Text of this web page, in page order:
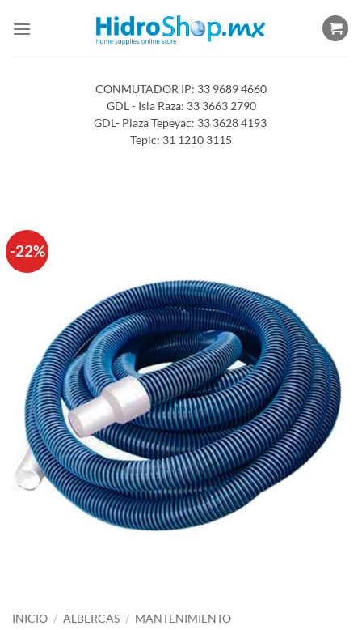
CONMUTADOR IP: 33 9689 4660
GDL - Isla Raza: 33 3663 2790
GDL- Plaza Tepeyac: 33 3628 4193
Tepic: 31 1210 3115
-22%
INICIO / ALBERCAS / MANTENIMIENTO